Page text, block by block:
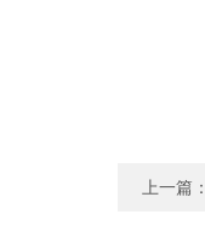
上一篇